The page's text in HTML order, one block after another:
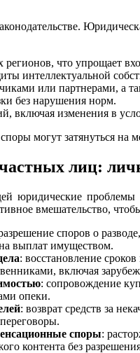
регионов, что упрощает
интеллектуальной
или партнерами, а
без нарушения норм.
включая изменения в
могут затянуться на
лиц:
юридические проблемы
вмешательство,
споров о
выплат имуществом.
: восстановление
включая
: сопровождение
опеки.
: возврат средств за
споры:
контента без